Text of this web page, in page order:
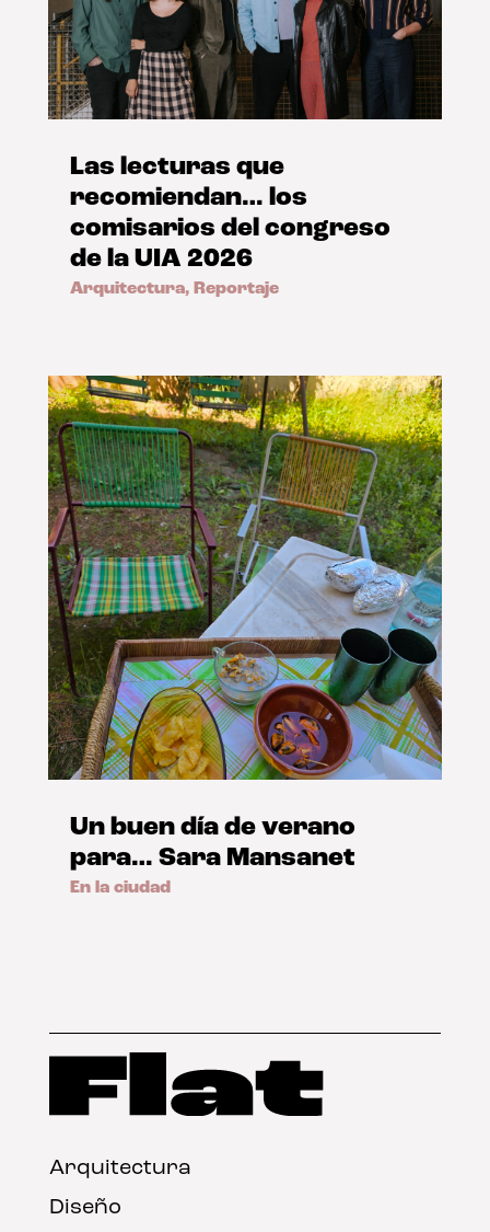
Las lecturas que
recomiendan… los
comisarios del congreso
de la UIA 2026
Arquitectura, Reportaje
Un buen día de verano
para… Sara Mansanet
En la ciudad
Arquitectura
Diseño